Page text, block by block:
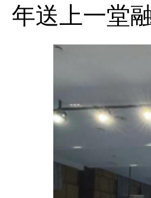
年送上一堂